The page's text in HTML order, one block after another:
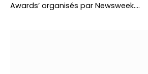
Awards’ organisés par Newsweek.…